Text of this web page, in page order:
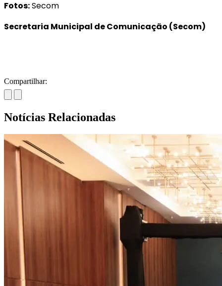
Fotos:Secom
Secretaria Municipal de Comunicação (Secom)
Compartilhar:
Notícias Relacionadas